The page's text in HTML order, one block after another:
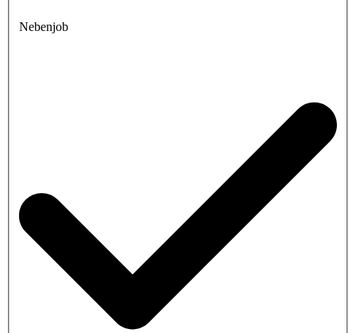
Nebenjob